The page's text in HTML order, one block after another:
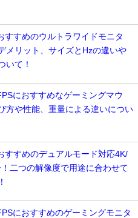
すすめのウルトラワイドモニタ
メリット、サイズとHzの違いや
いて！
におすすめなゲーミングマウ
方や性能、重量による違いについ
すすめのデュアルモード対応4K/
二つの解像度で用途に合わせて
におすすめのゲーミングモニタ